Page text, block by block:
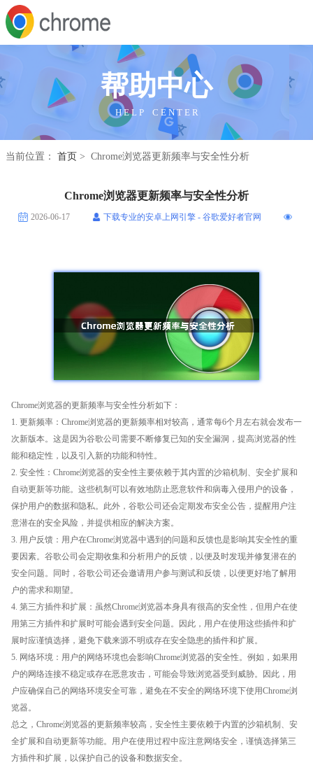
帮助中心
H E L P C E N T E R
当前位置： 首页 > Chrome浏览器更新频率与安全性分析
Chrome浏览器更新频率与安全性分析
2026-06-17 下载专业的安卓上网引擎 - 谷歌爱好者官网
Chrome浏览器的更新频率与安全性分析如下：
1. 更新频率：Chrome浏览器的更新频率相对较高，通常每6个月左右就会发布一
次新版本。这是因为谷歌公司需要不断修复已知的安全漏洞，提高浏览器的性
能和稳定性，以及引入新的功能和特性。
2. 安全性：Chrome浏览器的安全性主要依赖于其内置的沙箱机制、安全扩展和
自动更新等功能。这些机制可以有效地防止恶意软件和病毒入侵用户的设备，
保护用户的数据和隐私。此外，谷歌公司还会定期发布安全公告，提醒用户注
意潜在的安全风险，并提供相应的解决方案。
3. 用户反馈：用户在Chrome浏览器中遇到的问题和反馈也是影响其安全性的重
要因素。谷歌公司会定期收集和分析用户的反馈，以便及时发现并修复潜在的
安全问题。同时，谷歌公司还会邀请用户参与测试和反馈，以便更好地了解用
户的需求和期望。
4. 第三方插件和扩展：虽然Chrome浏览器本身具有很高的安全性，但用户在使
用第三方插件和扩展时可能会遇到安全问题。因此，用户在使用这些插件和扩
展时应谨慎选择，避免下载来源不明或存在安全隐患的插件和扩展。
5. 网络环境：用户的网络环境也会影响Chrome浏览器的安全性。例如，如果用
户的网络连接不稳定或存在恶意攻击，可能会导致浏览器受到威胁。因此，用
户应确保自己的网络环境安全可靠，避免在不安全的网络环境下使用Chrome浏
览器。
总之，Chrome浏览器的更新频率较高，安全性主要依赖于内置的沙箱机制、安
全扩展和自动更新等功能。用户在使用过程中应注意网络安全，谨慎选择第三
方插件和扩展，以保护自己的设备和数据安全。